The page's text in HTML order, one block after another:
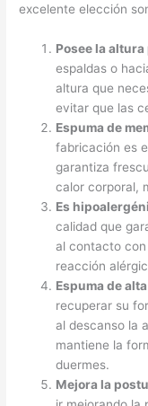
excelente elección
Posee la
espaldas o
altura que
evitar que las
Espuma de
fabricación es
garantiza
calor corporal,
Es
calidad que
al contacto con
reacción
Espuma de
recuperar su
al descanso la
mantiene la
duermes.
Mejora la